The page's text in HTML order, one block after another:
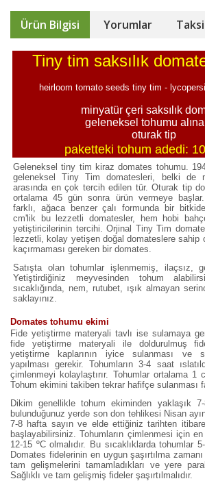
Ürün Bilgisi Yorumlar
Tiny tim saksılık
heirloom tomato seeds tiny tim -
minyatür çeri saksılık
geleneksel tohumu
oturak tip
paketteki tohum adedi:
Geleneksel tiny tim kiraz domates tohumu.
geleneksel Tiny Tim domatesleri, belki de
arasında en çok tercih edilen tür. Oturak tip
ortalama 45 gün sonra ürün vermeye
farklı, ağaca benzer çalı formunda bir
cm'lik bu lezzetli domatesler, hem hobi
yetiştiricilerinin tercihi. Orjinal Tiny Tim
lezzetli, kolay yetişen doğal domateslere sahip
kaçırmaması gereken bir domates.
Satışta olan tohumlar işlenmemiş, ilaçsız,
Yetiştirdiğiniz meyvesinden tohum
sıcaklığında, nem, rutubet, ışık almayan
saklayınız.
Domates tohumu ekimi
Fide yetiştirme materyali tavlı ise sulamaya
fide yetiştirme materyali ile doldurulmuş
yetiştirme kaplarının iyice sulanması ve
yapılması gerekir. Tohumların 3-4 saat
çimlenmeyi kolaylaştırır. Tohumlar ortalama 1
Tohum ekimini takiben tekrar hafifçe sulanması
Dikim genellikle tohum ekiminden yaklaşık
bulunduğunuz yerde son don tehlikesi Nisan
7-8 hafta sayın ve elde ettiğiniz tarihten
başlayabilirsiniz. Tohumların çimlenmesi için en
12-15 ºC olmalıdır. Bu sıcaklıklarda tohumlar
Domates fidelerinin en uygun şaşırtılma
tam gelişmelerini tamamladıkları ve yere
Sağlıklı ve tam gelişmiş fideler şaşırtılmalıdır.